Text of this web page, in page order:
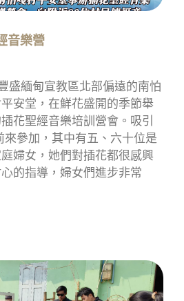
音樂營
盛緬甸宣教區北部偏遠的南怕
安堂，在鮮花盛開的季節舉
花聖經音樂培訓營會。吸引
參加，其中有五、六十位是
婦女，她們對插花都很感興
的指導，婦女們進步非常